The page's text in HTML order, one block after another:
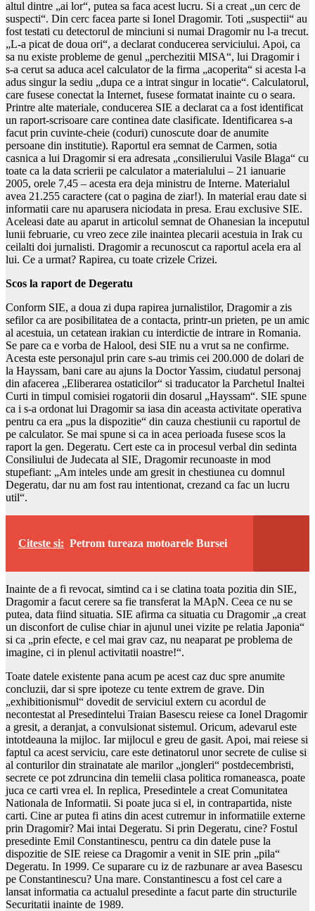
altul dintre „ai lor“, putea sa faca acest lucru. Si a creat „un cerc de
suspecti“. Din cerc facea parte si Ionel Dragomir. Toti „suspectii“ au
fost testati cu detectorul de minciuni si numai Dragomir nu l-a trecut.
„L-a picat de doua ori“, a declarat conducerea serviciului. Apoi, ca
sa nu existe probleme de genul „perchezitii MISA“, lui Dragomir i
s-a cerut sa aduca acel calculator de la firma „acoperita“ si acesta l-a
adus singur la sediu „dupa ce a intrat singur in locatie“. Calculatorul,
care fusese conectat la Internet, fusese formatat inainte cu o seara.
Printre alte materiale, conducerea SIE a declarat ca a fost identificat
un raport-scrisoare care continea date clasificate. Identificarea s-a
facut prin cuvinte-cheie (coduri) cunoscute doar de anumite
persoane din institutie). Raportul era semnat de Carmen, sotia
casnica a lui Dragomir si era adresata „consilierului Vasile Blaga“ cu
toate ca la data scrierii pe calculator a materialului – 21 ianuarie
2005, orele 7,45 – acesta era deja ministru de Interne. Materialul
avea 21.255 caractere (cat o pagina de ziar!). In material erau date si
informatii care nu aparusera niciodata in presa. Erau exclusive SIE.
Aceleasi date au aparut in articolul semnat de Ohanesian la inceputul
lunii februarie, cu vreo zece zile inaintea plecarii acestuia in Irak cu
ceilalti doi jurnalisti. Dragomir a recunoscut ca raportul acela era al
lui. Ce a urmat? Rapirea, cu toate crizele Crizei.
Scos la raport de Degeratu
Conform SIE, a doua zi dupa rapirea jurnalistilor, Dragomir a zis
sefilor ca are posibilitatea de a contacta, printr-un prieten, pe un amic
al acestuia, un cetatean irakian cu interdictie de intrare in Romania.
Se pare ca e vorba de Halool, desi SIE nu a vrut sa ne confirme.
Acesta este personajul prin care s-au trimis cei 200.000 de dolari de
la Hayssam, bani care au ajuns la Doctor Yassim, ciudatul personaj
din afacerea „Eliberarea ostaticilor“ si traducator la Parchetul Inaltei
Curti in timpul comisiei rogatorii din dosarul „Hayssam“. SIE spune
ca i s-a ordonat lui Dragomir sa iasa din aceasta activitate operativa
pentru ca era „pus la dispozitie“ din cauza chestiunii cu raportul de
pe calculator. Se mai spune si ca in acea perioada fusese scos la
raport la gen. Degeratu. Cert este ca in procesul verbal din sedinta
Consiliului de Judecata al SIE, Dragomir recunoaste in mod
stupefiant: „Am inteles unde am gresit in chestiunea cu domnul
Degeratu, dar nu am fost rau intentionat, crezand ca fac un lucru
util“.
Citeste si: Petrom tureaza motoarele Bursei
Inainte de a fi revocat, simtind ca i se clatina toata pozitia din SIE,
Dragomir a facut cerere sa fie transferat la MApN. Ceea ce nu se
putea, data fiind situatia. SIE afirma ca situatia cu Dragomir „a creat
un disconfort de culise chiar in ajunul unei vizite pe relatia Japonia“
si ca „prin efecte, e cel mai grav caz, nu neaparat pe problema de
imagine, ci in plenul activitatii noastre!“.
Toate datele existente pana acum pe acest caz duc spre anumite
concluzii, dar si spre ipoteze cu tente extrem de grave. Din
„exhibitionismul“ dovedit de serviciul extern cu acordul de
necontestat al Presedintelui Traian Basescu reiese ca Ionel Dragomir
a gresit, a deranjat, a convulsionat sistemul. Oricum, adevarul este
intotdeauna la mijloc. Iar mijlocul e greu de gasit. Apoi, mai reiese si
faptul ca acest serviciu, care este detinatorul unor secrete de culise si
al conturilor din strainatate ale marilor „jongleri“ postdecembristi,
secrete ce pot zdruncina din temelii clasa politica romaneasca, poate
juca ce carti vrea el. In replica, Presedintele a creat Comunitatea
Nationala de Informatii. Si poate juca si el, in contrapartida, niste
carti. Cine ar putea fi atins din acest cutremur in informatiile externe
prin Dragomir? Mai intai Degeratu. Si prin Degeratu, cine? Fostul
presedinte Emil Constantinescu, pentru ca din datele puse la
dispozitie de SIE reiese ca Dragomir a venit in SIE prin „pila“
Degeratu. In 1999. Ce suparare cu iz de razbunare ar avea Basescu
pe Constantinescu? Una mare. Constantinescu a fost cel care a
lansat informatia ca actualul presedinte a facut parte din structurile
Securitatii inainte de 1989.